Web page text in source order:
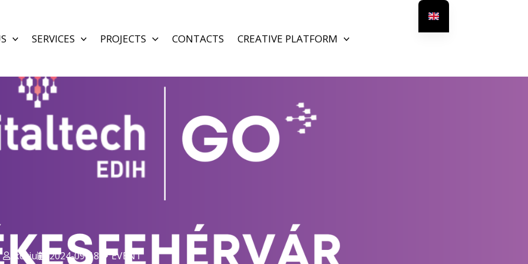
SERVICES PROJECTS CONTACTS CREATIVE PLATFORM
kdriu 2024-09-18
EVENT